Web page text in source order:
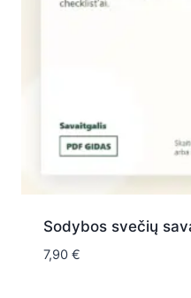
Sodybos svečių
7,90 €